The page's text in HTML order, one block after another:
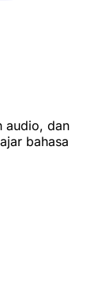
audio, dan
bahasa